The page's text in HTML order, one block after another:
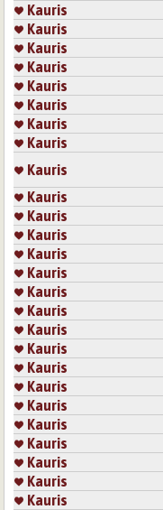
Kauris
Kauris
Kauris
Kauris
Kauris
Kauris
Kauris
Kauris
Kauris
Kauris
Kauris
Kauris
Kauris
Kauris
Kauris
Kauris
Kauris
Kauris
Kauris
Kauris
Kauris
Kauris
Kauris
Kauris
Kauris
Kauris